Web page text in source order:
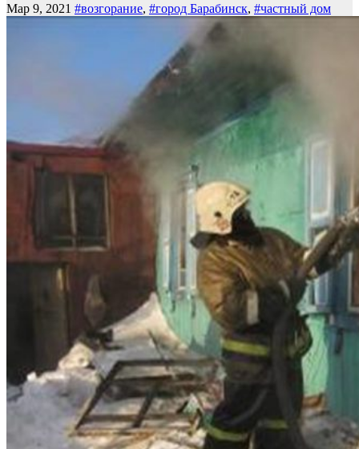
Мар 9, 2021 #возгорание, #город Барабинск, #частный дом